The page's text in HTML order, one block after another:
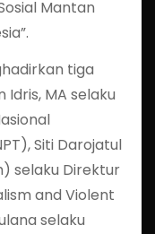
Mantan
tiga
MA selaku
Siti Darojatul
selaku Direktur
and Violent
selaku